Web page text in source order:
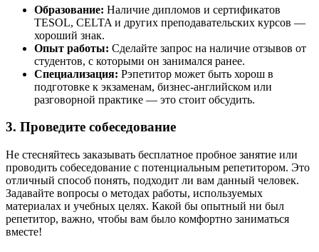
Образование: Наличие дипломов и сертификатов
TESOL, CELTA и других преподавательских курсов —
хороший знак.
Опыт работы: Сделайте запрос на наличие отзывов от
студентов, с которыми он занимался ранее.
Специализация: Рэпетитор может быть хорош в
подготовке к экзаменам, бизнес-английском или
разговорной практике — это стоит обсудить.
3. Проведите собеседование
Не стесняйтесь заказывать бесплатное пробное занятие или
проводить собеседование с потенциальным репетитором. Это
отличный способ понять, подходит ли вам данный человек.
Задавайте вопросы о методах работы, используемых
материалах и учебных целях. Какой бы опытный ни был
репетитор, важно, чтобы вам было комфортно заниматься
вместе!